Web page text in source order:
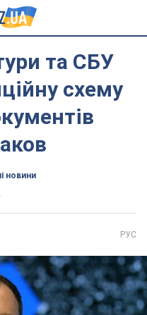
та СБУ
схему
новини
РУС